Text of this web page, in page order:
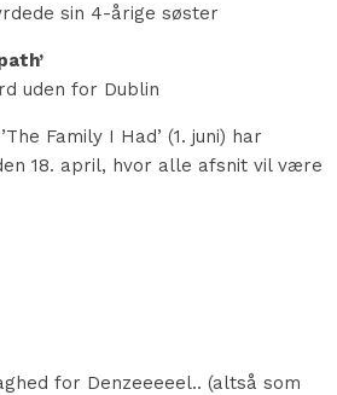
sin 4-årige søster
uden for Dublin
Family I Had’ (1. juni) har
18. april, hvor alle afsnit vil være
for Denzeeeeel.. (altså som